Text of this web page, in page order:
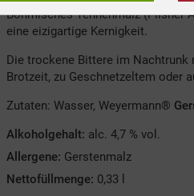
Böhmisches Tennenmalz (Pilsner
eine eizigartige Kernigkeit.
Die trockene Bittere im Nachtrunk
Brotzeit, zu Geschnetzeltem oder
Zutaten: Wasser, Weyermann®
Alkoholgehalt: alc. 4,7 % vol.
Allergene: Gerstenmalz
Nettofüllmenge: 0,33 l